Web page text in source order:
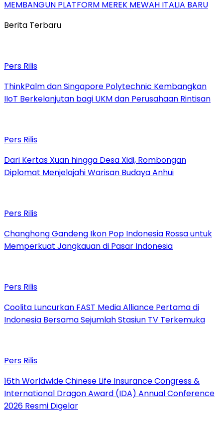
MEMBANGUN PLATFORM MEREK MEWAH ITALIA BARU
Berita Terbaru
Pers Rilis
ThinkPalm dan Singapore Polytechnic Kembangkan
IIoT Berkelanjutan bagi UKM dan Perusahaan Rintisan
Pers Rilis
Dari Kertas Xuan hingga Desa Xidi, Rombongan
Diplomat Menjelajahi Warisan Budaya Anhui
Pers Rilis
Changhong Gandeng Ikon Pop Indonesia Rossa untuk
Memperkuat Jangkauan di Pasar Indonesia
Pers Rilis
Coolita Luncurkan FAST Media Alliance Pertama di
Indonesia Bersama Sejumlah Stasiun TV Terkemuka
Pers Rilis
16th Worldwide Chinese Life Insurance Congress &
International Dragon Award (IDA) Annual Conference
2026 Resmi Digelar